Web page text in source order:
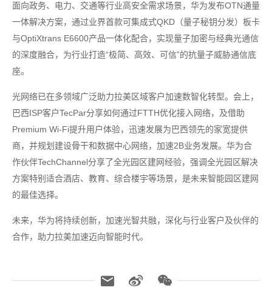
面向政务、电力、交通等行业高安全需求场景，华为发布OTN通量
一体解决方案，通过业界首款可集成式QKD（量子秘钥分发）板卡
与OptiXtrans E6600产品一体化配合，实现量子加密与经典光通信
的深度融合，为行业打造“极简、高效、可信”的抗量子威胁通信底
座。
光网络已在多领域广泛助力拉美区域客户加速数智化转型。会上，
巴西ISP客户TecPar分享如何通过FTTH优化接入网络，及借助
Premium Wi-Fi提升用户体验，迅速发展为巴西领先的家宽提供
商，并规划建设骨干和数据中心网络，加速2B业务发展。华为合
作伙伴TechChannel分享了全光园区建网经验，强调全光园区解决
方案特别适合酒店、教育、综合楼宇等场景，是未来智能园区建网
的最佳选择。
未来，华为将持续创新，加速光智共融，深化与行业客户及伙伴的
合作，助力拉美加速迈向智能时代。